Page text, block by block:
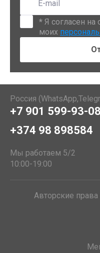
* Я согласен на
моих
Россия
+7 901 599-93-08
+374 98 898584
Мы работаем 5/2
10:00-19:00
Авторские